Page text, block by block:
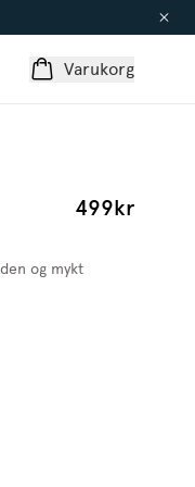
Varukorg
499kr
og mykt